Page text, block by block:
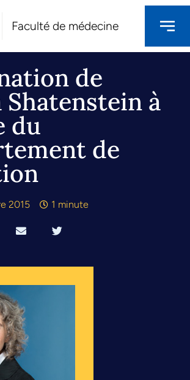
Faculté de médecine
de
Shatenstein à
du
de
2015 1 minute